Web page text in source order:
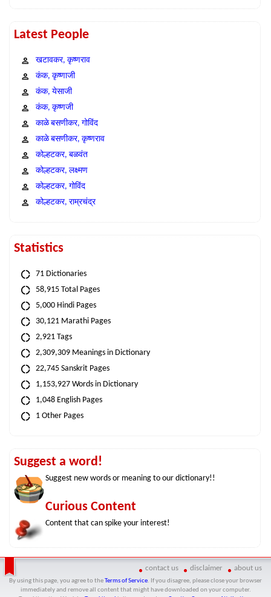
Latest People
खटावकर, कृष्णराव
कंक, कृष्णाजी
कंक, येसाजी
कंक, कृष्णजी
काळे बसणीकर, गोविंद
काळे बसणीकर, कृष्णराव
कोल्हटकर, बळवंत
कोल्हटकर, लक्ष्मण
कोल्हटकर, गोविंद
कोल्हटकर, राम्रचंद्र
Statistics
71 Dictionaries
58,915 Total Pages
5,000 Hindi Pages
30,121 Marathi Pages
2,921 Tags
2,309,309 Meanings in Dictionary
22,745 Sanskrit Pages
1,153,927 Words in Dictionary
1,048 English Pages
1 Other Pages
Suggest a word!
Suggest new words or meaning to our dictionary!!
Curious Content
Content that can spike your interest!
contact us disclaimer about us
By using this page, you agree to the Terms of Service. If you disagree, please close your browser
immediately and remove all content that might have downloaded on your computer.